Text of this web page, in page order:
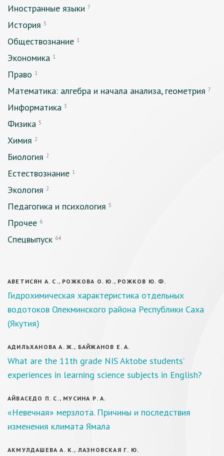
Иностранные языки 7
История 5
Обществознание 1
Экономика 1
Право 1
Математика: алгебра и начала анализа, геометрия 7
Информатика 3
Физика 5
Химия 2
Биология 2
Естествознание 1
Экология 2
Педагогика и психология 5
Прочее 6
Спецвыпуск 64
АВЕТИСЯН А. С., РОЖКОВА О. Ю., РОЖКОВ Ю. Ф.
Гидрохимическая характеристика отдельных
водотоков Олекминского района Республики Саха
(Якутия)
АДИЛЬХАНОВА А. Ж., БАЙЖАНОВ Е. А.
What are the 11th grade NIS Aktobe students’
experiences in learning science subjects in English?
АЙВАСЕДО П. С., МУСИНА Р. А.
«Невечная» мерзлота. Причины и последствия
изменения климата Ямала
АКМУЛДАШЕВА А. К., ЛАЗНОВСКАЯ Г. Ю.